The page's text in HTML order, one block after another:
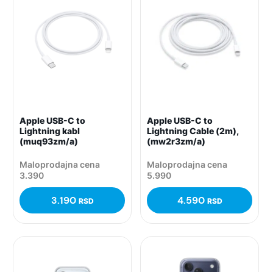
Apple USB-C to
Lightning kabl
(muq93zm/a)
Maloprodajna cena
3.390
3.190 RSD
Apple USB-C to
Lightning Cable (2m),
(mw2r3zm/a)
Maloprodajna cena
5.990
4.590 RSD